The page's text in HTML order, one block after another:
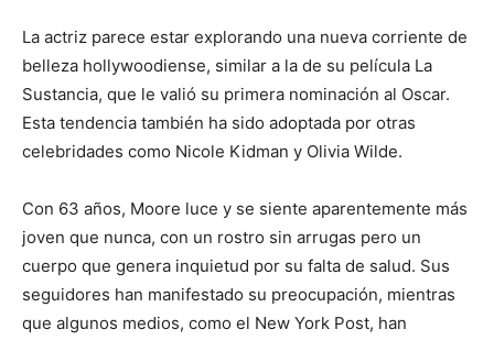
La actriz parece estar explorando una nueva corriente de
belleza hollywoodiense, similar a la de su película La
Sustancia, que le valió su primera nominación al Oscar.
Esta tendencia también ha sido adoptada por otras
celebridades como Nicole Kidman y Olivia Wilde.
Con 63 años, Moore luce y se siente aparentemente más
joven que nunca, con un rostro sin arrugas pero un
cuerpo que genera inquietud por su falta de salud. Sus
seguidores han manifestado su preocupación, mientras
que algunos medios, como el New York Post, han